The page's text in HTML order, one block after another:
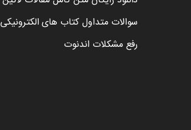
سوالات متداول کتاب های الکترونیکی
رفع مشکلات اندنوت